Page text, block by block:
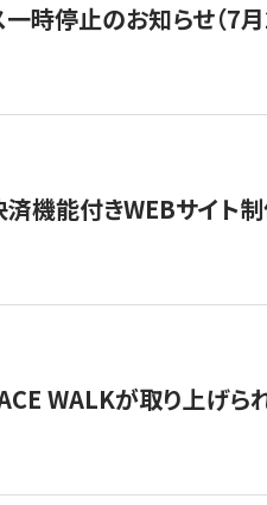
一時停止のお知らせ（7
機能付きWEBサイト
WALKが取り上げら